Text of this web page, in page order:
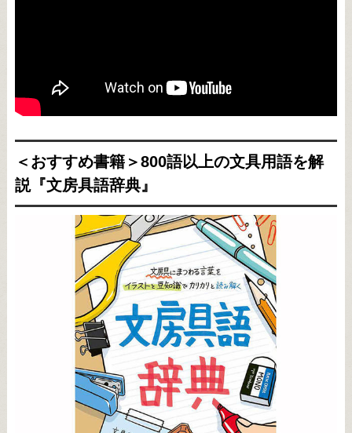
＜おすすめ書籍＞800語以上の文具用語を解
説『文房具語辞典』